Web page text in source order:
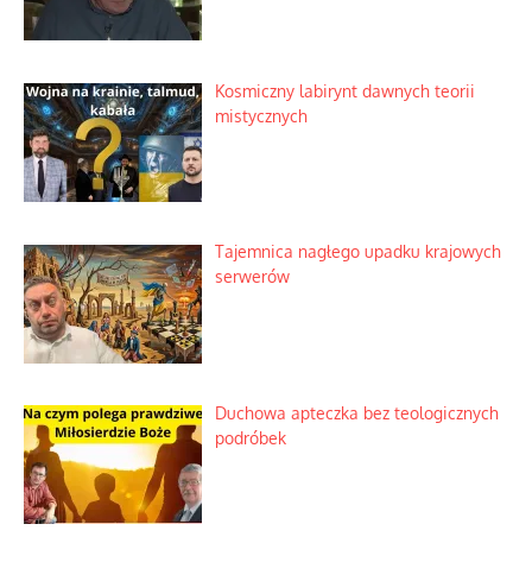
Kosmiczny labirynt dawnych teorii
mistycznych
Tajemnica nagłego upadku krajowych
serwerów
Duchowa apteczka bez teologicznych
podróbek